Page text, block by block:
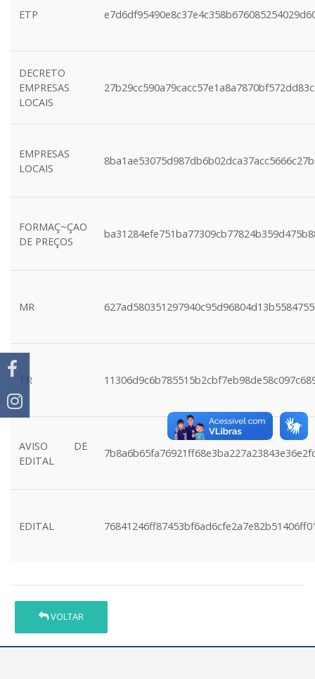
ETP
DECRETO
EMPRESAS
LOCAIS
EMPRESAS
LOCAIS
FORMAÇ~ÇAO
DE PREÇOS
MR
TR
AVISO DE
EDITAL
EDITAL
VOLTAR